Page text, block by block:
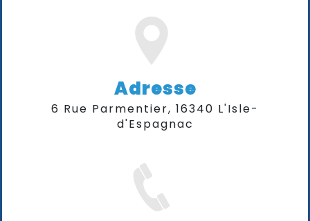
Adresse
6 Rue Parmentier, 16340 L'Isle-
d'Espagnac